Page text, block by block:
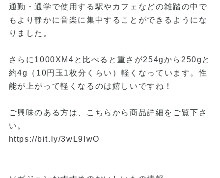
通勤・通学で使用する駅やカフェなどの雑踏の中で
もより静かに音楽に集中することができるようにな
りました。
さらに1000XM4と比べると重さが254gから250gと
約4g（10円玉1枚分くらい）軽くなっています。性
能が上がって軽くなるのは嬉しいですね！
ご興味のある方は、こちらから商品詳細をご覧下さ
い。
https://bit.ly/3wL9IwO